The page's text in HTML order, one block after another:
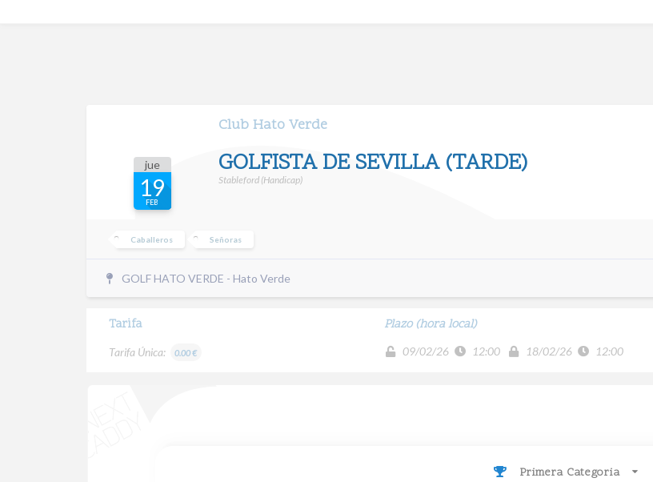
Club Hato Verde
jue
19
FEB
GOLFISTA DE SEVILLA (TARDE)
Stableford (Handicap)
Caballeros Señoras
GOLF HATO VERDE - Hato Verde
Tarifa
Tarifa Única: 0.00 €
Plazo (hora local)
09/02/26 12:00 18/02/26 12:00
Primera Categoria